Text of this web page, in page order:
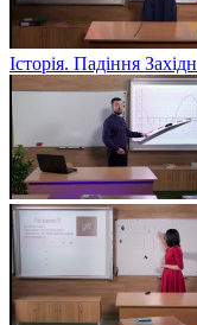
Історія. Падіння